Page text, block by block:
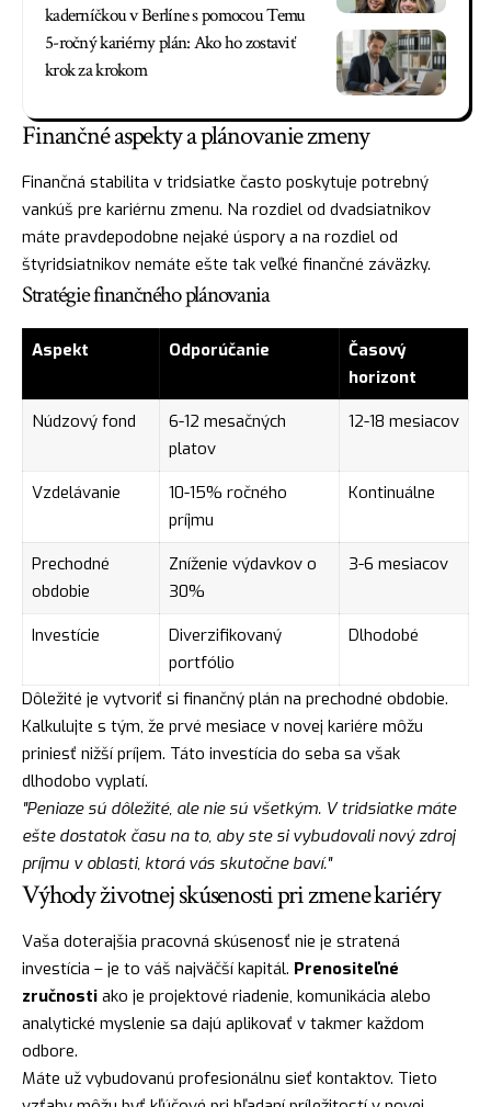
kaderníčkou v Berlíne s pomocou Temu
5-ročný kariérny plán: Ako ho zostaviť
krok za krokom
Finančné aspekty a plánovanie zmeny
Finančná stabilita v tridsiatke často poskytuje potrebný
vankúš pre kariérnu zmenu. Na rozdiel od dvadsiatnikov
máte pravdepodobne nejaké úspory a na rozdiel od
štyridsiatnikov nemáte ešte tak veľké finančné záväzky.
Stratégie finančného plánovania
Aspekt Odporúčanie
Časový
horizont
Núdzový fond
6-12 mesačných
platov
12-18 mesiacov
Vzdelávanie
10-15% ročného
príjmu
Kontinuálne
Prechodné
obdobie
Zníženie výdavkov o
30%
3-6 mesiacov
Investície
Diverzifikovaný
portfólio
Dlhodobé
Dôležité je vytvoriť si finančný plán na prechodné obdobie.
Kalkulujte s tým, že prvé mesiace v novej kariére môžu
priniesť nižší príjem. Táto investícia do seba sa však
dlhodobo vyplatí.
"Peniaze sú dôležité, ale nie sú všetkým. V tridsiatke máte
ešte dostatok času na to, aby ste si vybudovali nový zdroj
príjmu v oblasti, ktorá vás skutočne baví."
Výhody životnej skúsenosti pri zmene kariéry
Vaša doterajšia pracovná skúsenosť nie je stratená
investícia – je to váš najväčší kapitál. Prenositeľné
zručnosti ako je projektové riadenie, komunikácia alebo
analytické myslenie sa dajú aplikovať v takmer každom
odbore.
Máte už vybudovanú profesionálnu sieť kontaktov. Tieto